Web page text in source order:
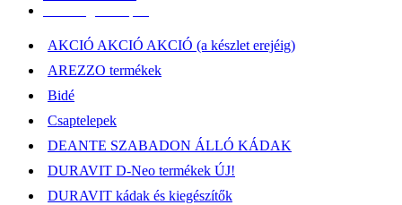
AKCIÓ AKCIÓ AKCIÓ (a készlet erejéig)
AREZZO termékek
Bidé
Csaptelepek
DEANTE SZABADON ÁLLÓ KÁDAK
DURAVIT D-Neo termékek ÚJ!
DURAVIT kádak és kiegészítők